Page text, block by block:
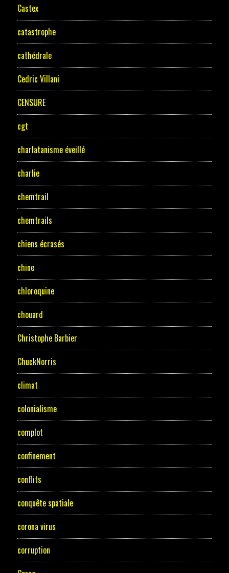
Castex
catastrophe
cathédrale
Cedric Villani
CENSURE
cgt
charlatanisme éveillé
charlie
chemtrail
chemtrails
chiens écrasés
chine
chloroquine
chouard
Christophe Barbier
ChuckNorris
climat
colonialisme
complot
confinement
conflits
conquête spatiale
corona virus
corruption